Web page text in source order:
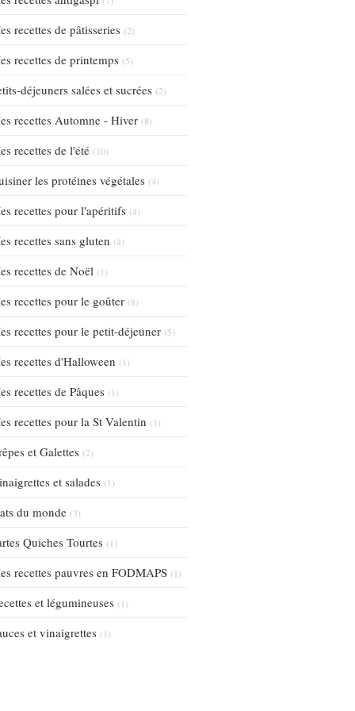
recettes de pâtisseries (2)
recettes de printemps (5)
déjeuners salées et sucrées (2)
recettes Automne - Hiver (8)
recettes de l'été (10)
les protéines végétales (4)
recettes pour l'apéritifs (4)
recettes sans gluten (4)
recettes de Noël (1)
recettes pour le goûter (8)
recettes pour le petit-déjeuner (5)
recettes d'Halloween (1)
recettes de Pâques (1)
recettes pour la St Valentin (1)
et Galettes (2)
et salades (1)
du monde (3)
Quiches Tourtes (1)
recettes pauvres en FODMAPS (1)
et légumineuses (1)
et vinaigrettes (1)